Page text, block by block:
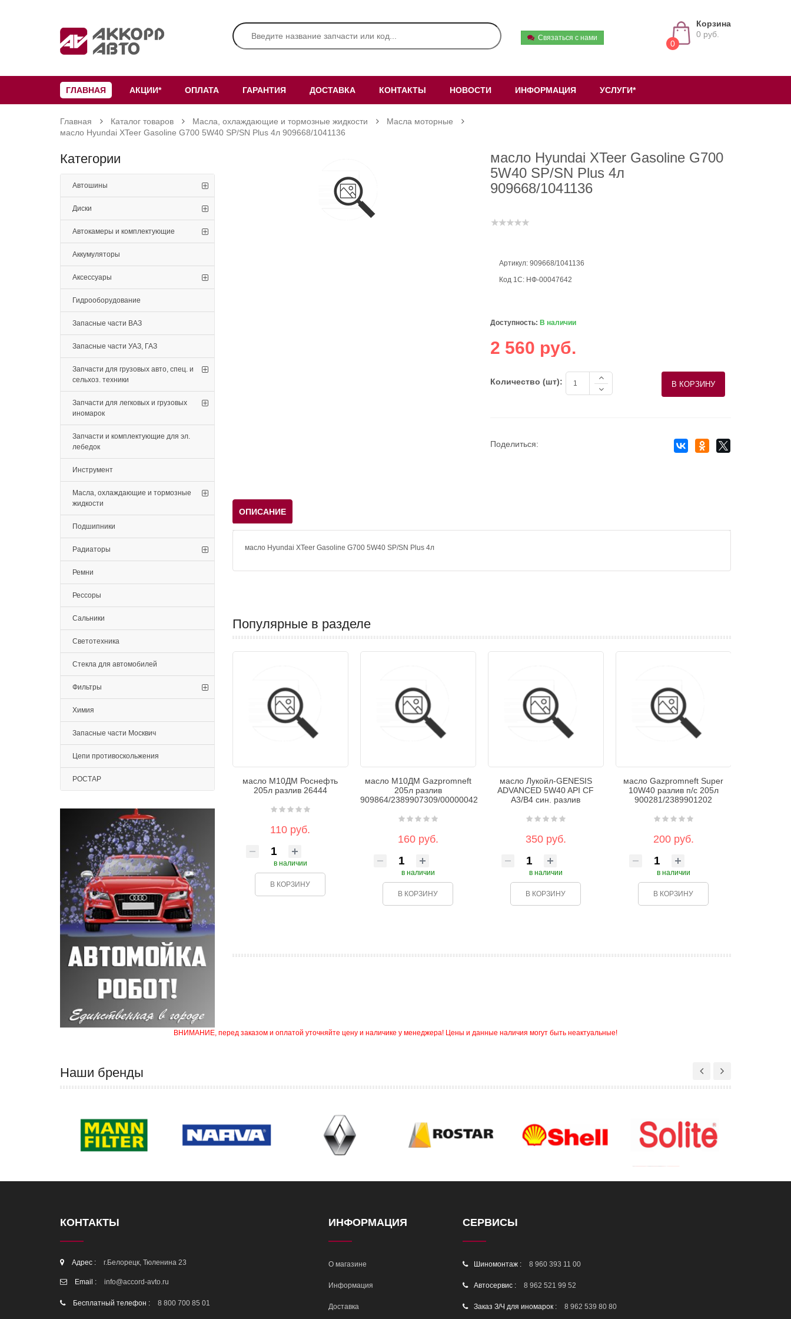
Связаться с нами
0
Корзина
0 руб.
ГЛАВНАЯ АКЦИИ* ОПЛАТА ГАРАНТИЯ ДОСТАВКА КОНТАКТЫ НОВОСТИ ИНФОРМАЦИЯ УСЛУГИ*
Главная Каталог товаров Масла, охлаждающие и тормозные жидкости
Масла моторные
масло Hyundai XTeer Gasoline G700 5W40 SP/SN Plus 4л 909668/1041136
Категории
Автошины
Диски
Автокамеры и комплектующие
Аккумуляторы
Аксессуары
Гидрооборудование
Запасные части ВАЗ
Запасные части УАЗ, ГАЗ
Запчасти для грузовых авто, спец. и
сельхоз. техники
Запчасти для легковых и грузовых
иномарок
Запчасти и комплектующие для эл.
лебедок
Инструмент
Масла, охлаждающие и тормозные
жидкости
Подшипники
Радиаторы
Ремни
Рессоры
Сальники
Светотехника
Стекла для автомобилей
Фильтры
Химия
Запасные части Москвич
Цепи противоскольжения
РОСТАР
масло Hyundai XTeer Gasoline G700
5W40 SP/SN Plus 4л
909668/1041136
Артикул: 909668/1041136
Код 1С: НФ-00047642
Доступность: В наличии
2 560 руб.
Количество (шт):
Поделиться:
ОПИСАНИЕ
масло Hyundai XTeer Gasoline G700 5W40 SP/SN Plus 4л
Популярные в разделе
масло М10ДМ Роснефть
205л разлив 26444
110 руб.
в наличии
В КОРЗИНУ
масло М10ДМ Gazpromneft
205л разлив
909864/2389907309/00000042
160 руб.
в наличии
В КОРЗИНУ
масло Лукойл-GENESIS
ADVANCED 5W40 API CF
A3/B4 син. разлив
350 руб.
в наличии
В КОРЗИНУ
масло Gazpromneft Super
10W40 разлив п/с 205л
900281/2389901202
200 руб.
в наличии
В КОРЗИНУ
ВНИМАНИЕ, перед заказом и оплатой уточняйте цену и наличике у менеджера! Цены и данные наличия могут быть неактуальные!
Наши бренды
КОНТАКТЫ
Адрес : г.Белорецк, Тюленина 23
Email : info@accord-avto.ru
Бесплатный телефон : 8 800 700 85 01
ИНФОРМАЦИЯ
О магазине
Информация
Доставка
СЕРВИСЫ
Шиномонтаж : 8 960 393 11 00
Автосервис : 8 962 521 99 52
Заказ З/Ч для иномарок : 8 962 539 80 80